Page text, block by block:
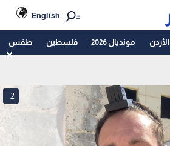
English
الأردن مونديال 2026 فلسطين طقس
2